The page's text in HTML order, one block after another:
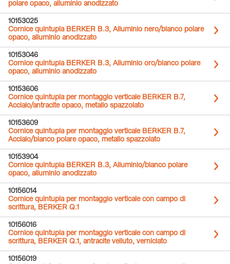
polare opaco, alluminio anodizzato
10153025
Cornice quintupla BERKER B.3, Alluminio nero/bianco polare
opaco, alluminio anodizzato
10153046
Cornice quintupla BERKER B.3, Alluminio oro/bianco polare
opaco, alluminio anodizzato
10153606
Cornice quintupla per montaggio verticale BERKER B.7,
Acciaio/antracite opaco, metallo spazzolato
10153609
Cornice quintupla per montaggio verticale BERKER B.7,
Acciaio/bianco polare opaco, metallo spazzolato
10153904
Cornice quintupla BERKER B.3, Alluminio/bianco polare
opaco, alluminio anodizzato
10156014
Cornice quintupla per montaggio verticale con campo di
scrittura, BERKER Q.1
10156016
Cornice quintupla per montaggio verticale con campo di
scrittura, BERKER Q.1, antracite velluto, verniciato
10156019